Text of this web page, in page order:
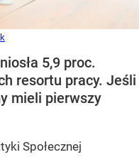
5,9 proc.
resortu pracy. Jeśli
mieli pierwszy
Społecznej